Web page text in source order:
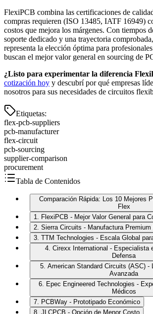
FlexiPCB combina las certificaciones de
compras requieren (ISO 13485, IATF 16949)
costos que mejora los márgenes. Con tiempos
soporte dedicado y una trayectoria
representa la elección óptima para
buscan el mejor valor general en sourcing de
¿Listo para experimentar la diferencia
cotización hoy y descubrí por qué empresas
nosotros para sus necesidades de circuitos
Etiquetas:
flex-pcb-suppliers
pcb-manufacturer
flex-circuit
pcb-sourcing
supplier-comparison
procurement
Tabla de Contenidos
Comparación Rápida: Los 10 Mejores
Flex
1. FlexiPCB - Mejor Valor General para
2. Sierra Circuits - Manufactura Premium
3. TTM Technologies - Escala Global
4. Cirexx International - Especialista
Defensa
5. American Standard Circuits (ASC) -
Avanzada
6. Epec Engineered Technologies -
Médicos
7. PCBWay - Prototipado Económico
8. JLCPCB - Opción de Menor Costo